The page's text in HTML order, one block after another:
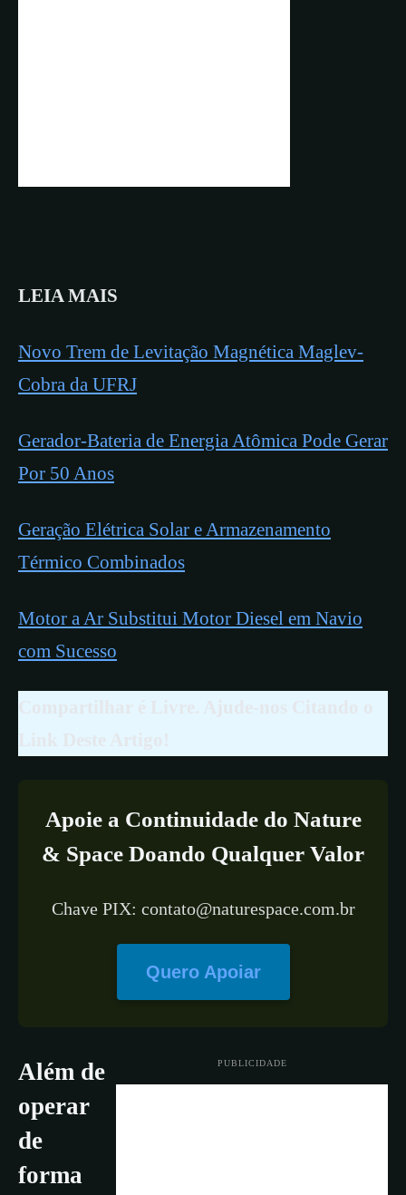
LEIA MAIS
Novo Trem de Levitação Magnética Maglev-
Cobra da UFRJ
Gerador-Bateria de Energia Atômica Pode Gerar
Por 50 Anos
Geração Elétrica Solar e Armazenamento
Térmico Combinados
Motor a Ar Substitui Motor Diesel em Navio
com Sucesso
Apoie a Continuidade do Nature
& Space Doando Qualquer Valor
Chave PIX: contato@naturespace.com.br
Quero Apoiar
PUBLICIDADE
Além de
operar
de
forma